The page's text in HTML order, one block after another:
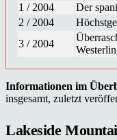
1 / 2004
Der
2 / 2004
3 / 2004
Informationen im
insgesamt, zuletzt
Lakeside